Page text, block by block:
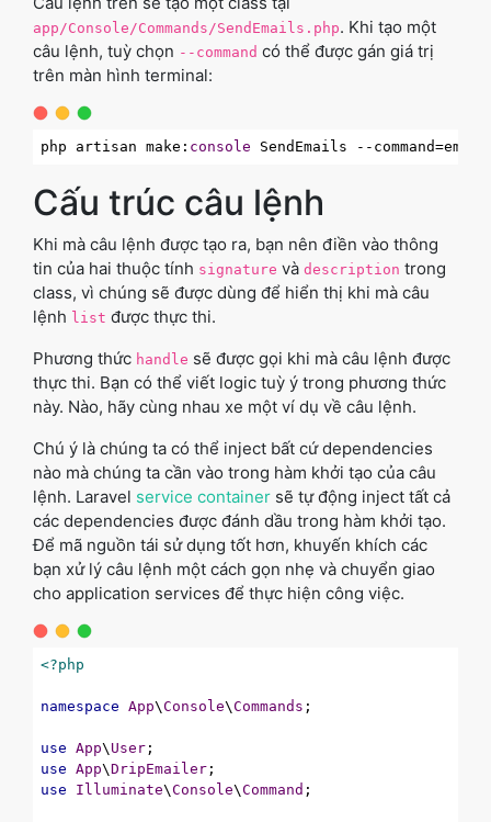
app/Console/Commands/SendEmails.php. Khi tạo một
câu lệnh, tuỳ chọn --command có thể được gán giá trị
trên màn hình terminal:
php artisan make: console
Cấu trúc câu lệnh
Khi mà câu lệnh được tạo ra, bạn nên điền vào thông
tin của hai thuộc tính signature và description trong
class, vì chúng sẽ được dùng để hiển thị khi mà câu
lệnh list được thực thi.
Phương thức handle sẽ được gọi khi mà câu lệnh được
thực thi. Bạn có thể viết logic tuỳ ý trong phương thức
này. Nào, hãy cùng nhau xe một ví dụ về câu lệnh.
Chú ý là chúng ta có thể inject bất cứ dependencies
nào mà chúng ta cần vào trong hàm khởi tạo của câu
lệnh. Laravel service container sẽ tự động inject tất cả
các dependencies được đánh dầu trong hàm khởi tạo.
Để mã nguồn tái sử dụng tốt hơn, khuyến khích các
bạn xử lý câu lệnh một cách gọn nhẹ và chuyển giao
cho application services để thực hiện công việc.
<?php
namespace App\Console\Commands ;
use App\ User
use App\DripEmailer
use
Illuminate\Console\Command ;